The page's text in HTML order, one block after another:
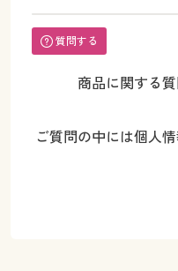
質問する
商品に関する
ご質問の中には個人